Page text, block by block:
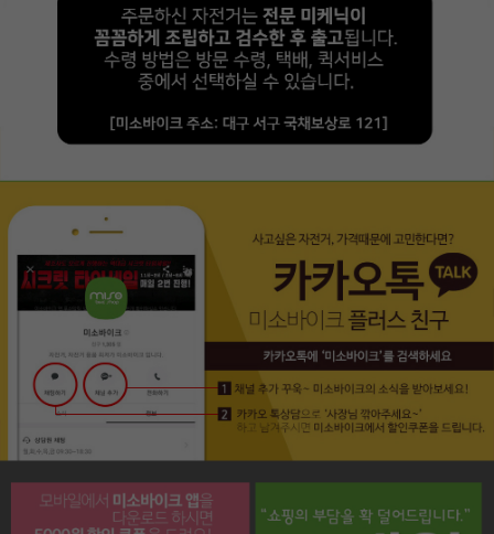
페이코 라이프